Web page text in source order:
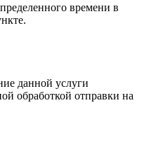
времени в
данной услуги
обработкой отправки на